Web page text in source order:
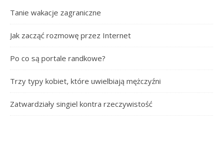
Tanie wakacje zagraniczne
Jak zacząć rozmowę przez Internet
Po co są portale randkowe?
Trzy typy kobiet, które uwielbiają mężczyźni
Zatwardziały singiel kontra rzeczywistość